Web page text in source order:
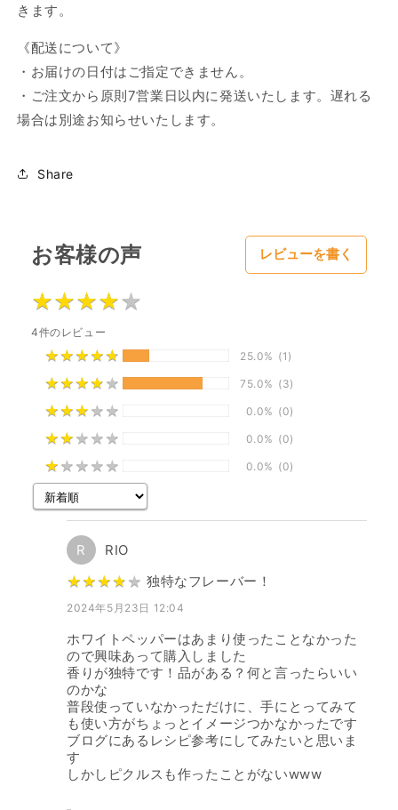
きます。
《配送について》
・お届けの日付はご指定できません。
・ご注文から原則7営業日以内に発送いたします。遅れる
場合は別途お知らせいたします。
Share
お客様の声 レビューを書く
★★★★★
★★★★★
4件のレビュー
★★★★★
★★★★★ 25.0% (1)
★★★★ ★
★★★★ ★ 75.0% (3)
★★★ ★ ★
★★★ ★ ★ 0.0% (0)
★★ ★ ★ ★
★★ ★ ★ ★ 0.0% (0)
★ ★ ★ ★ ★
★ ★ ★ ★ ★ 0.0% (0)
R RIO
★★★★ ★
★★★★ ★ 独特なフレーバー！
2024年5月23日 12:04
ホワイトペッパーはあまり使ったことなかった
ので興味あって購入しました
香りが独特です！品がある？何と言ったらいい
のかな
普段使っていなかっただけに、手にとってみて
も使い方がちょっとイメージつかなかったです
ブログにあるレシピ参考にしてみたいと思いま
す
しかしピクルスも作ったことがないwww